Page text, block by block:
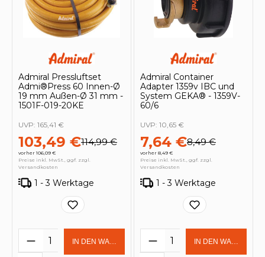
Admiral Pressluftset
Admi®Press 60 Innen-Ø
19 mm Außen-Ø 31 mm -
1501F-019-20KE
103,49 €114,99 €
vorher 106,09 €
UVP: 165,41 €
Preise inkl. MwSt., ggf. zzgl.
Versandkosten
1 - 3 Werktage
Produkt Anzahl: Gib den
IN DEN WARENKORB
Admiral Container
Adapter 1359v IBC und
System GEKA® - 1359V-
60/6
7,64 €8,49 €
vorher 8,49 €
UVP: 10,65 €
Preise inkl. MwSt., ggf. zzgl.
Versandkosten
1 - 3 Werktage
Produkt Anzahl:
IN DEN